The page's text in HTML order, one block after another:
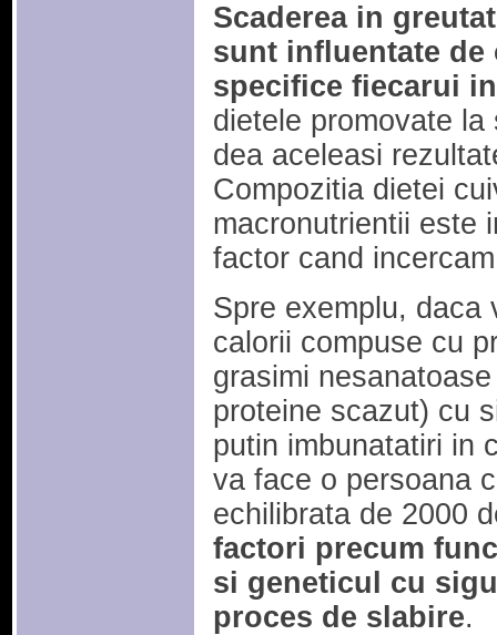
Scaderea in
sunt influentate
specifice fiecarui
dietele promovate
dea aceleasi
Compozitia dietei
macronutrientii este
factor cand
Spre exemplu, daca
calorii compuse cu
grasimi
proteine scazut) cu
putin imbunatatiri in
va face o persoana
echilibrata de 2000
factori precum
si geneticul cu
proces de slabire.